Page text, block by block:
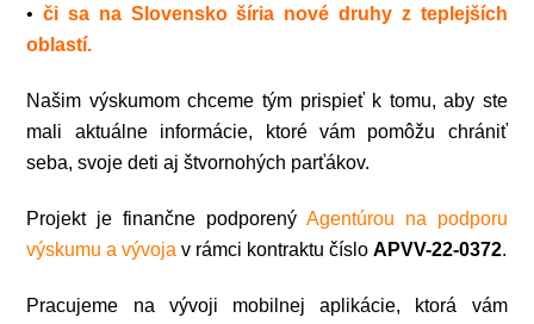
•či sa na Slovensko šíria nové druhy z teplejších
oblastí.
Našim výskumom chceme tým prispieť k tomu, aby ste
mali aktuálne informácie, ktoré vám pomôžu chrániť
seba, svoje deti aj štvornohých parťákov.
Projekt je finančne podporený Agentúrou na podporu
výskumu a vývoja v rámci kontraktu čísloAPVV-22-0372.
Pracujeme na vývoji mobilnej aplikácie, ktorá vám